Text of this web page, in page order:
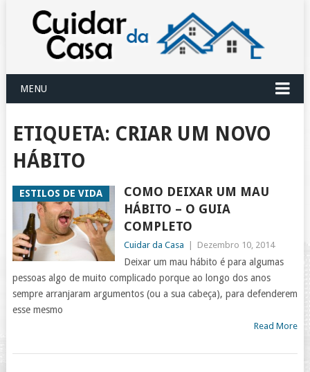
MENU
ETIQUETA: CRIAR UM NOVO
HÁBITO
ESTILOS DE VIDA
COMO DEIXAR UM MAU
HÁBITO – O GUIA
COMPLETO
Cuidar da Casa Dezembro 10, 2014
Deixar um mau hábito é para algumas
pessoas algo de muito complicado porque ao longo dos anos
sempre arranjaram argumentos (ou a sua cabeça), para defenderem
esse mesmo
Read More